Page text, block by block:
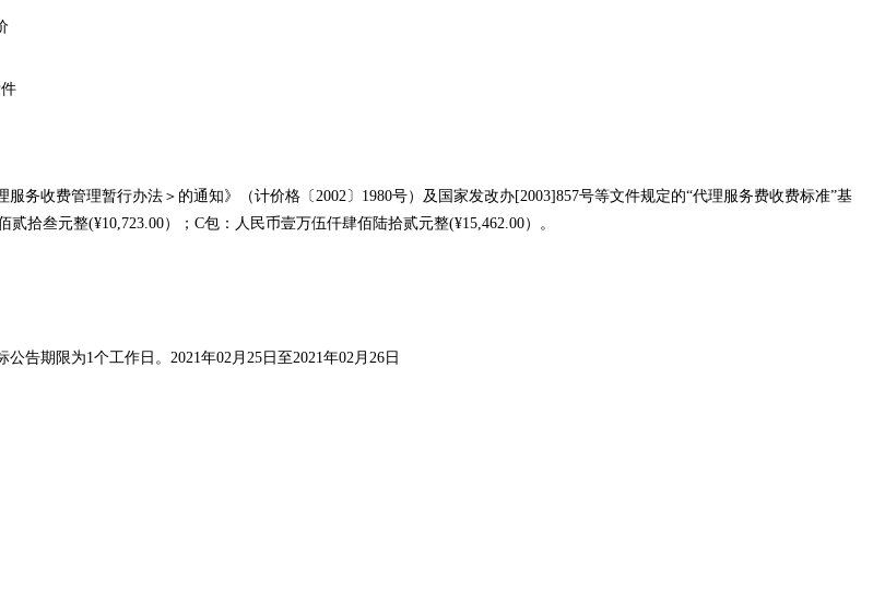
务收费管理暂行办法＞的通知》（计价格〔 2002〕1980号）及国家发改办[2003]857号等文件规定的“代理服务费收费标准”基
拾叁元整(¥10,723.00） ； C包：人民币壹万伍仟肆佰陆拾贰元整(¥15,462.00） 。
公告期限为1个工作日。2021年02月25日至2021年02月26日